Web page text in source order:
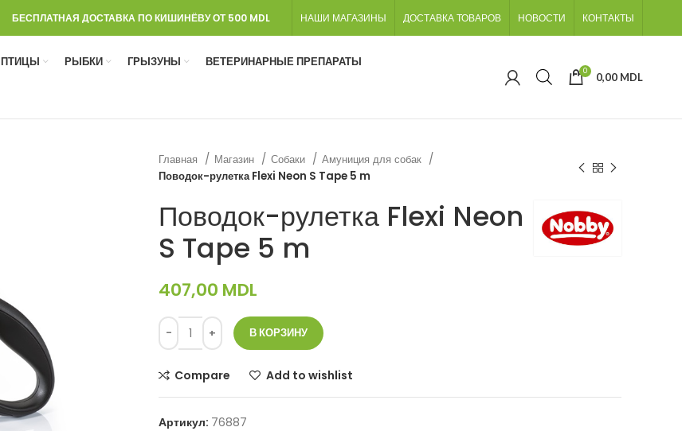
БЕСПЛАТНАЯ ДОСТАВКА ПО КИШИНЁВУ ОТ 500 MDL НАШИ МАГАЗИНЫ ДОСТАВКА ТОВАРОВ НОВОСТИ КОНТАКТЫ
ПТИЦЫ РЫБКИ ГРЫЗУНЫ ВЕТЕРИНАРНЫЕ ПРЕПАРАТЫ
0 0,00 MDL
Главная Магазин Собаки
Амуниция для собак
Поводок-рулетка Flexi Neon S Tape 5 m
Поводок-рулетка Flexi Neon
S Tape 5 m
407,00 MDL
В КОРЗИНУ
Compare Add to wishlist
Артикул: 76887